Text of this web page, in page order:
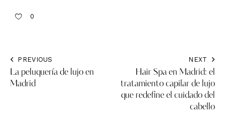
0
PREVIOUS
La peluquería de lujo en
Madrid
NEXT
Hair Spa en Madrid: el
tratamiento capilar de lujo
que redefine el cuidado del
cabello